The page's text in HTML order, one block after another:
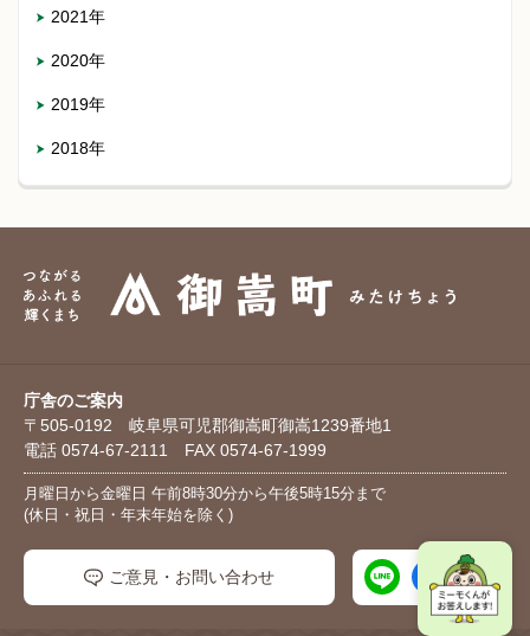
2021年
2020年
2019年
2018年
庁舎のご案内
〒505-0192 岐阜県可児郡御嵩町御嵩1239番地1
電話 0574-67-2111 FAX 0574-67-1999
月曜日から金曜日 午前8時30分から午後5時15分まで
(休日・祝日・年末年始を除く)
ご意見・お問い合わせ